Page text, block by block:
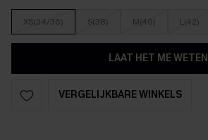
XS(34/36) S(38) M(40) L(42)
LAAT HET ME WETEN
VERGELIJKBARE WINKELS